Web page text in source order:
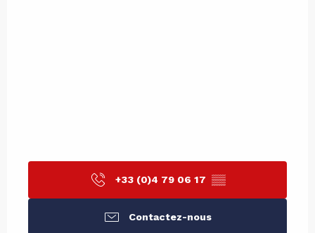
+33 (0)4 79 06 17 ▒▒
Contactez-nous